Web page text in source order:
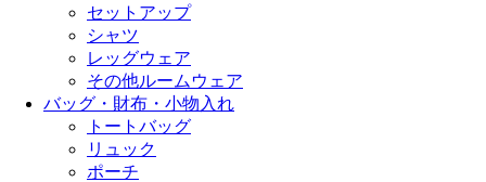
セットアップ
シャツ
レッグウェア
その他ルームウェア
バッグ・財布・小物入れ
トートバッグ
リュック
ポーチ